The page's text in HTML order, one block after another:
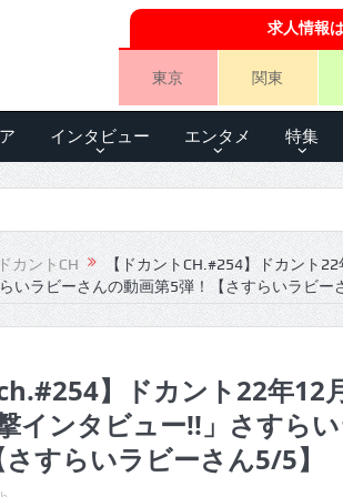
求人情報
東京 関東
インタビュー エンタメ 特集
ドカントCH
【ドカントCH.#254】ドカント
いラビーさんの動画第5弾！【さすらいラビー
ch.#254】ドカント22年12
インタビュー!!」さすら
すらいラビーさん5/5】